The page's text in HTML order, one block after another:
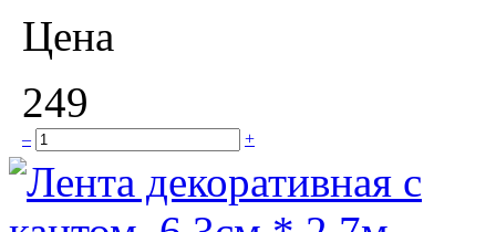
Цена
249
– +